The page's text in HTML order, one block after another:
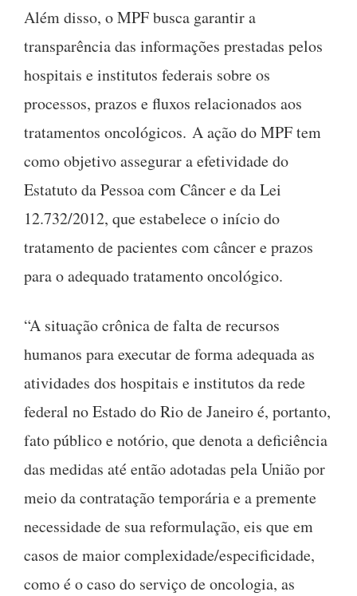
Além disso, o MPF busca garantir a
transparência das informações prestadas pelos
hospitais e institutos federais sobre os
processos, prazos e fluxos relacionados aos
tratamentos oncológicos. A ação do MPF tem
como objetivo assegurar a efetividade do
Estatuto da Pessoa com Câncer e da Lei
12.732/2012, que estabelece o início do
tratamento de pacientes com câncer e prazos
para o adequado tratamento oncológico.
“A situação crônica de falta de recursos
humanos para executar de forma adequada as
atividades dos hospitais e institutos da rede
federal no Estado do Rio de Janeiro é, portanto,
fato público e notório, que denota a deficiência
das medidas até então adotadas pela União por
meio da contratação temporária e a premente
necessidade de sua reformulação, eis que em
casos de maior complexidade/especificidade,
como é o caso do serviço de oncologia, as